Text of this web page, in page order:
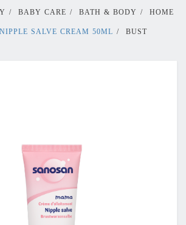
HOME
/
BATH & BODY
/
BABY CARE
/
BUST
/
SALVE CREAM 50ML